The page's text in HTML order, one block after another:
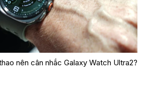
nên cân nhắc Galaxy Watch Ultra2?